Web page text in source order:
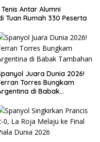
Antar Alumni
Tuan Rumah 330 Peserta
Juara Dunia 2026!
Torres Bungkam
di Babak